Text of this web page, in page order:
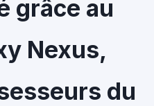
grâce au
Nexus,
du